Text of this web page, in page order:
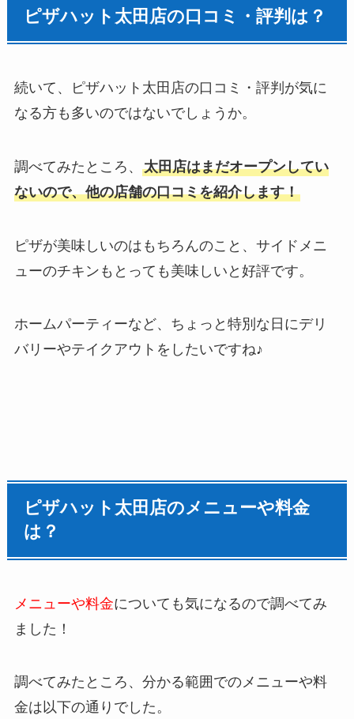
ピザハット太田店の口コミ・評判は？
続いて、ピザハット太田店の口コミ・評判が気に
なる方も多いのではないでしょうか。
調べてみたところ、 太田店はまだオープンしてい
ないので、他の店舗の口コミを紹介します！
ピザが美味しいのはもちろんのこと、サイドメニ
ューのチキンもとっても美味しいと好評です。
ホームパーティーなど、ちょっと特別な日にデリ
バリーやテイクアウトをしたいですね♪
ピザハット太田店のメニューや料金
は？
メニューや料金についても気になるので調べてみ
ました！
調べてみたところ、分かる範囲でのメニューや料
金は以下の通りでした。